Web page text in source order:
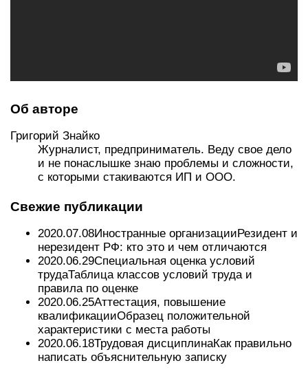
Об авторе
Григорий Знайко
Журналист, предприниматель. Веду свое дело
и не понаслышке знаю проблемы и сложности,
с которыми стакиваются ИП и ООО.
Свежие публикации
2020.07.08Иностранные организацииРезидент и
нерезидент РФ: кто это и чем отличаются
2020.06.29Специальная оценка условий
трудаТаблица классов условий труда и
правила по оценке
2020.06.25Аттестация, повышение
квалификацииОбразец положительной
характеристики с места работы
2020.06.18Трудовая дисциплинаКак правильно
написать объяснительную записку